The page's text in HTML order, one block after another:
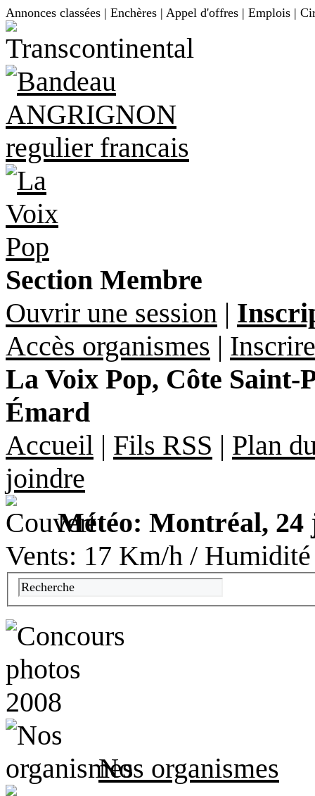
Annonces classées | Enchères | Appel d'offres | Emplois |
Section Membre
Ouvrir une session |
Accès organismes |
La Voix Pop, Côte
Émard
Accueil | Fils RSS | Plan
joindre
Météo: Montréal, 24
Vents: 17 Km/h /
Nos organismes